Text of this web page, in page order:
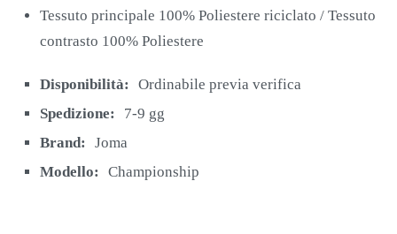
Tessuto principale 100% Poliestere riciclato / Tessuto
contrasto 100% Poliestere
Disponibilità:
Ordinabile previa verifica
Spedizione:
7-9 gg
Brand:
Joma
Modello:
Championship